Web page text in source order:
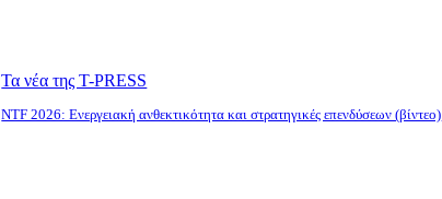
Τα νέα της T-PRESS
NTF 2026: Ενεργειακή ανθεκτικότητα και στρατηγικές επενδύσεων (βίντεο)